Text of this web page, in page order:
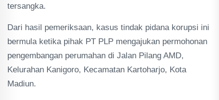
tersangka.
Dari hasil pemeriksaan, kasus tindak pidana korupsi ini
bermula ketika pihak PT PLP mengajukan permohonan
pengembangan perumahan di Jalan Pilang AMD,
Kelurahan Kanigoro, Kecamatan Kartoharjo, Kota
Madiun.